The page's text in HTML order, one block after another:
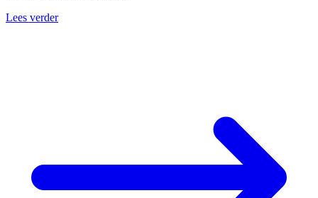
Lees verder